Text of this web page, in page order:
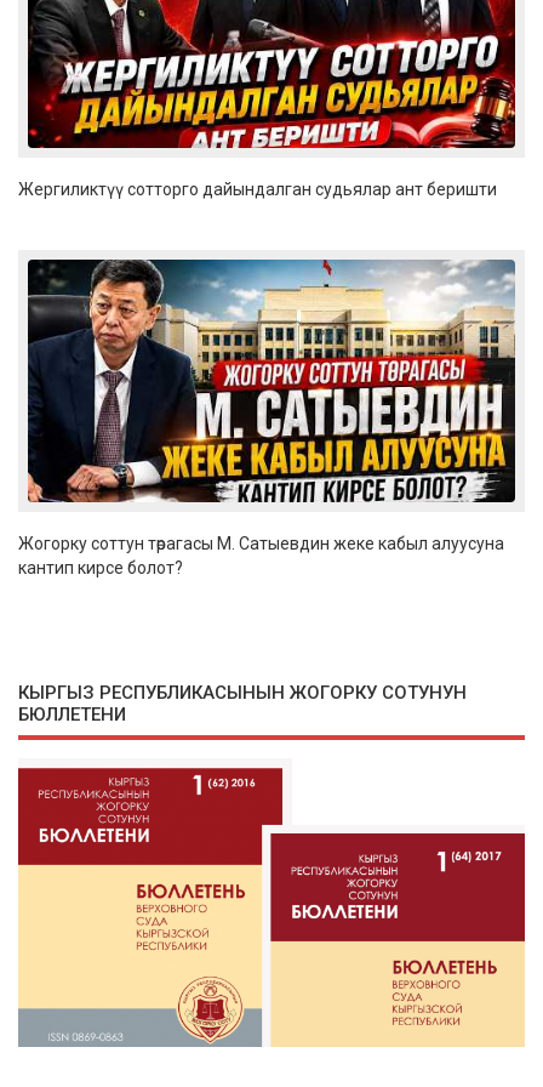
Жергиликтүү сотторго дайындалган судьялар ант беришти
Жогорку соттун төрагасы М. Сатыевдин жеке кабыл алуусуна
кантип кирсе болот?
КЫРГЫЗ РЕСПУБЛИКАСЫНЫН ЖОГОРКУ СОТУНУН
БЮЛЛЕТЕНИ